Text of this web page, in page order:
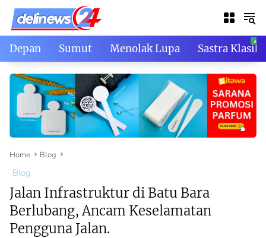
Skip
content
Depan Sumut Menolak Lupa Sastra Klasik
Home Blog
Blog
Jalan Infrastruktur di Batu Bara
Berlubang, Ancam Keselamatan
Pengguna Jalan.